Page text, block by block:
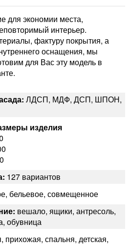
для экономии места,
интерьер.
фактуру покрытия, а
оснащения, мы
для Вас эту модель в
ЛДСП, МДФ, ДСП, ШПОН,
изделия
127 вариантов
бельевое, совмещенное
вешало, ящики, антресоль,
обувница
прихожая, спальня, детская,